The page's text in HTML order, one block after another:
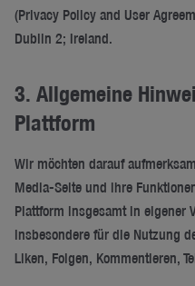
(Privacy Policy and User
Dublin 2; Ireland.
3. Allgemeine
Plattform
Wir möchten darauf
Media-Seite und ihre
Plattform insgesamt in eigener
insbesondere für die Nutzung
Liken, Folgen, Kommentieren,